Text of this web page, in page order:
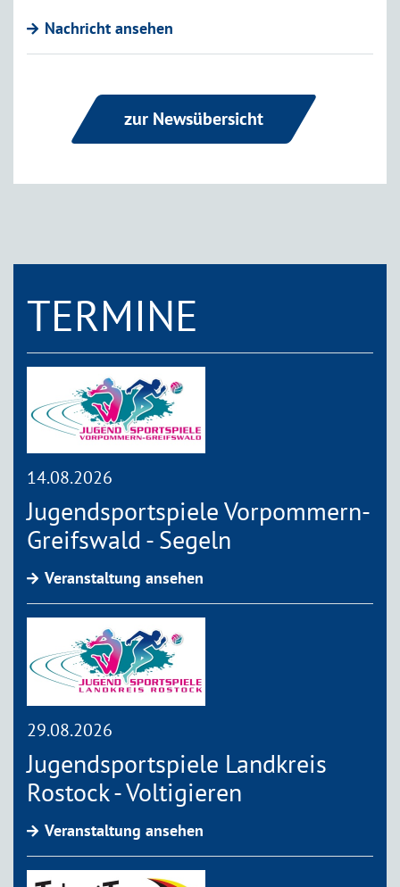
Nachricht ansehen
zur Newsübersicht
TERMINE
14.08.2026
Jugendsportspiele Vorpommern-
Greifswald - Segeln
Veranstaltung ansehen
29.08.2026
Jugendsportspiele Landkreis
Rostock - Voltigieren
Veranstaltung ansehen